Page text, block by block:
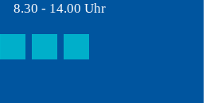
8.30 - 14.00 Uhr